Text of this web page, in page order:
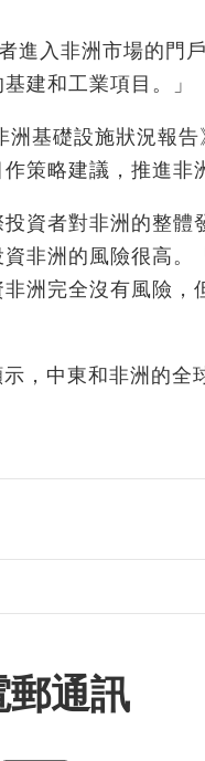
進入非洲市場的門
建和工業項目。」
基礎設施狀況報
策略建議，推進非
資者對非洲的整體
非洲的風險很高。
洲完全沒有風險，
，中東和非洲的全
郵通訊